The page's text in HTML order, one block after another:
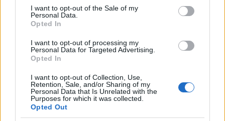
consent section.
I want to opt-out of the Sale of my
Personal Data.
Opted In
I want to opt-out of processing my
Personal Data for Targeted Advertising.
Opted In
I want to opt-out of Collection, Use,
Retention, Sale, and/or Sharing of my
Personal Data that Is Unrelated with the
Purposes for which it was collected.
Opted Out
"nyomorított" bele a köves talajba. A megkövesedett
fadarabokat egyébként csak az veszi észre, aki tudja
mit kell keresni: az Araucarioxylon arizonicum nevű fa
a képen mindenhol megtalálható, ahol látszódnak a
narancssárgás-fehéres színű foltok.
Caddo Lake, Texas/Louisiana
A különleges alakú, már-már semmihez sem